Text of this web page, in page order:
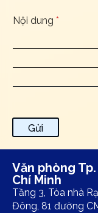
Nội dung *
Gửi
Văn phòng
Chí Minh
Tầng 3, Tòa nhà
Đông, 81 đường